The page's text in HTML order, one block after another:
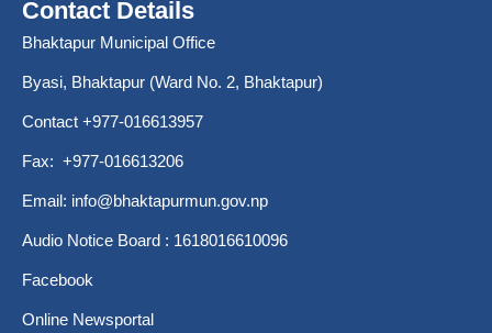
Contact Details
Bhaktapur Municipal Office
Byasi, Bhaktapur (Ward No. 2, Bhaktapur)
Contact +977-016613957
Fax: +977-016613206
Email: info@bhaktapurmun.gov.np
Audio Notice Board : 1618016610096
Facebook
Online Newsportal